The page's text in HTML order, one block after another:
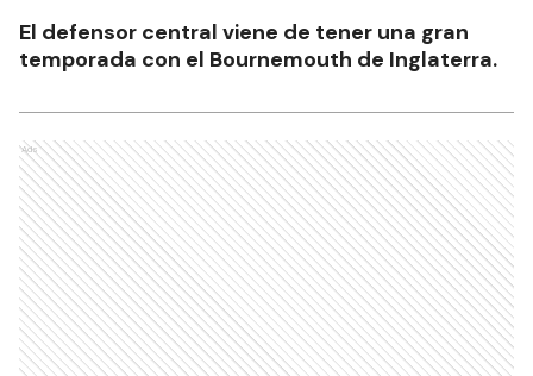
El defensor central viene de tener una gran
temporada con el Bournemouth de Inglaterra.
Ads